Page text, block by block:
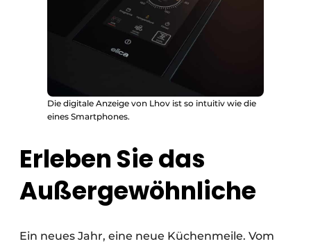
Die digitale Anzeige von Lhov ist so intuitiv wie die
eines Smartphones.
Erleben Sie das
Außergewöhnliche
Ein neues Jahr, eine neue Küchenmeile. Vom